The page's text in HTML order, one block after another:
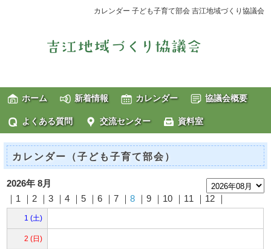
カレンダー 子ども子育て部会 吉江地域づくり協議会
ホーム 新着情報 カレンダー 協議会概要
よくある質問 交流センター 資料室
カレンダー（子ども子育て部会）
2026年 8月
｜1 ｜2 ｜3 ｜4 ｜5 ｜6 ｜7 ｜8 ｜9 ｜10 ｜11 ｜12 ｜
1 (土)
2 (日)